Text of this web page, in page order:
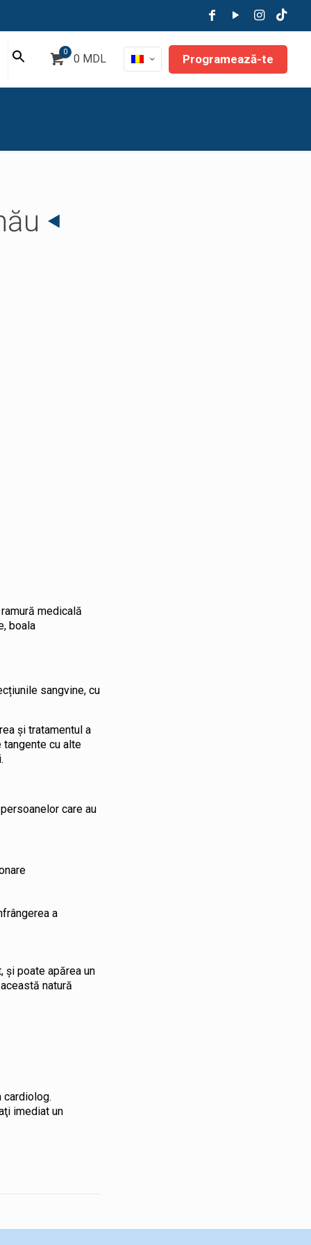
0
0 MDL Programează-te
medicală
boala
sangvine, cu
şi tratamentul a
tangente cu alte
care au
a
și poate apărea un
natură
cardiolog.
imediat un